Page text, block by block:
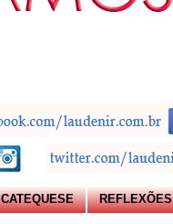
CATEQUESE REFLEXÕES